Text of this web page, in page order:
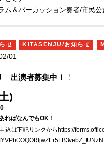
ム＆パーカッション奏者/市民
【エルパ会員優待】2,750円【
同料金で可能です
ちら！
event/#20240415
月）】
方は【会員】
込みフォームに
【法人会員】を
せ KITASENJU/お知らせ
01
出演者募集中！！
土)
ればなんでもOK！
申込は下記リンクからhttps://